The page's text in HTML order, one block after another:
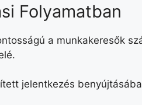
Folyamatban
a munkakeresők
jelentkezés